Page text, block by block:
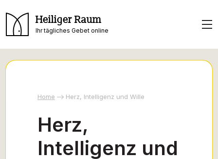
Heiliger Raum
Ihr tägliches Gebet online
Home Herz, Intelligenz und Wille
Herz,
Intelligenz und